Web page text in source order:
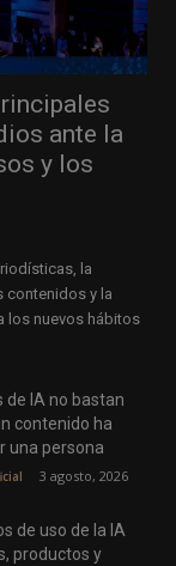
ante la
y los
la
contenidos y la
los nuevos hábitos
de IA no bastan
contenido ha
una persona
3 agosto, 2026
de uso de la IA
productos y